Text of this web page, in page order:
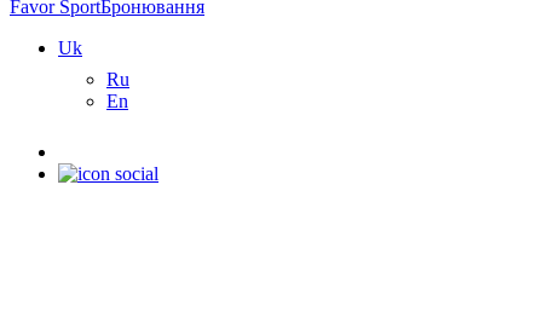
Favor SportБронювання
Uk
Ru
En